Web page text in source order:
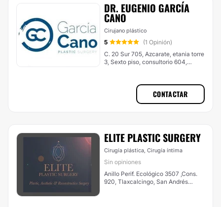
DR. EUGENIO GARCÍA
CANO
Cirujano plástico
5
(1 Opinión)
C. 20 Sur 705, Azcarate, etania torre
3, Sexto piso, consultorio 604,
CONTACTAR
ELITE PLASTIC SURGERY
Cirugía plástica, Cirugía íntima
Sin opiniones
Anillo Perif. Ecológico 3507 ,Cons.
920, Tlaxcalcingo, San Andrés